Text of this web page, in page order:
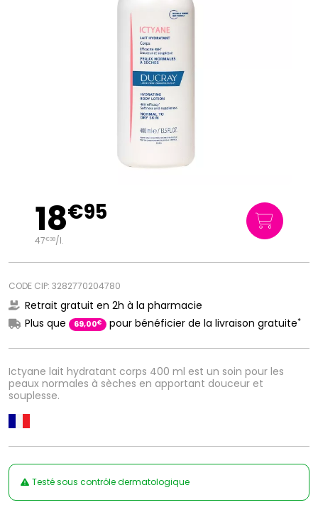
Ictyane lait hydratant corps 400 ml est un soin pour les
peaux normales à sèches en apportant douceur et
souplesse.
18€95
47€38/l.
CODE CIP: 3282770204780
Retrait gratuit en 2h à la pharmacie
Plus que
69,00€ pour bénéficier de la livraison gratuite*
Testé sous contrôle dermatologique